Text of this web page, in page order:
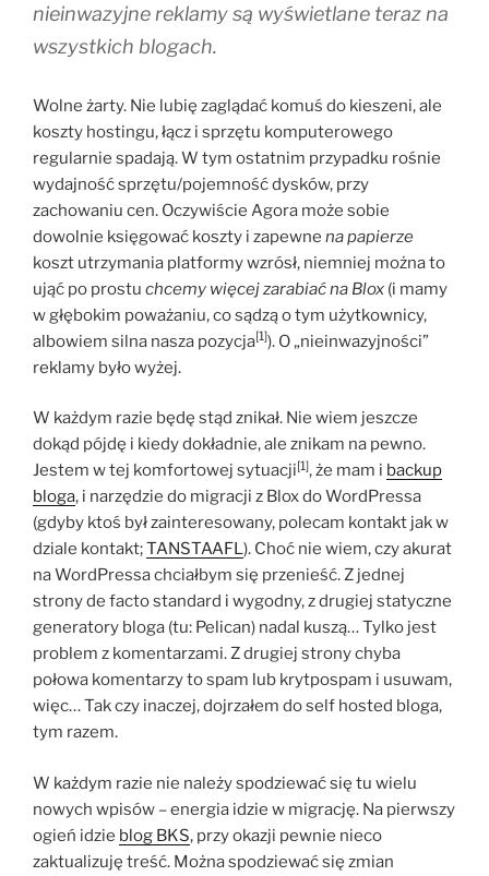
nieinwazyjne reklamy są wyświetlane teraz na
wszystkich blogach.
Wolne żarty. Nie lubię zaglądać komuś do kieszeni, ale
koszty hostingu, łącz i sprzętu komputerowego
regularnie spadają. W tym ostatnim przypadku rośnie
wydajność sprzętu/pojemność dysków, przy
zachowaniu cen. Oczywiście Agora może sobie
dowolnie księgować koszty i zapewne na papierze
koszt utrzymania platformy wzrósł, niemniej można to
ująć po prostu chcemy więcej zarabiać na Blox (i mamy
w głębokim poważaniu, co sądzą o tym użytkownicy,
albowiem silna nasza pozycja[1]). O „nieinwazyjności”
reklamy było wyżej.
W każdym razie będę stąd znikał. Nie wiem jeszcze
dokąd pójdę i kiedy dokładnie, ale znikam na pewno.
Jestem w tej komfortowej sytuacji[1], że mam i backup
bloga, i narzędzie do migracji z Blox do WordPressa
(gdyby ktoś był zainteresowany, polecam kontakt jak w
dziale kontakt;TANSTAAFL). Choć nie wiem, czy akurat
na WordPressa chciałbym się przenieść. Z jednej
strony de facto standard i wygodny, z drugiej statyczne
generatory bloga (tu: Pelican) nadal kuszą… Tylko jest
problem z komentarzami. Z drugiej strony chyba
połowa komentarzy to spam lub krytpospam i usuwam,
więc… Tak czy inaczej, dojrzałem do self hosted bloga,
tym razem.
W każdym razie nie należy spodziewać się tu wielu
nowych wpisów – energia idzie w migrację. Na pierwszy
ogień idzie blog BKS, przy okazji pewnie nieco
zaktualizuję treść. Można spodziewać się zmian